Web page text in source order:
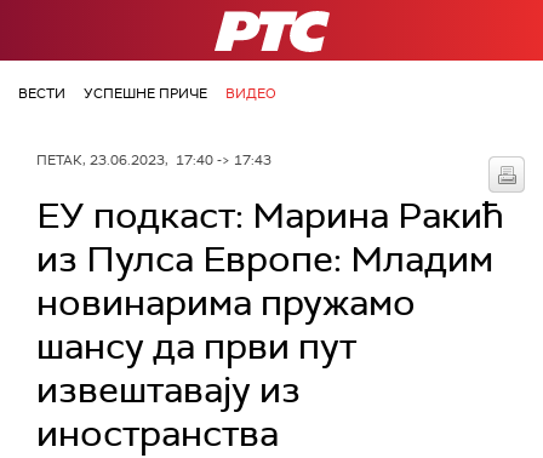
РТС
ВЕСТИ УСПЕШНЕ ПРИЧЕ ВИДЕО
ПЕТАК, 23.06.2023, 17:40 -> 17:43
ЕУ подкаст: Марина Ракић
из Пулса Европе: Младим
новинарима пружамо
шансу да први пут
извештавају из
иностранства